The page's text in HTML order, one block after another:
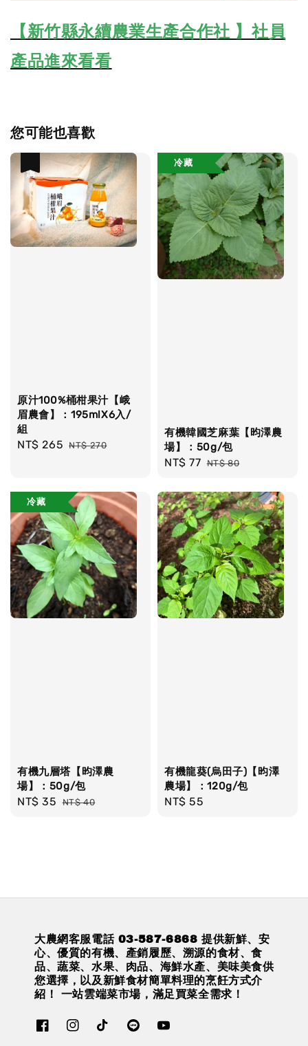
【新竹縣永續農業生產合作社 】社員
產品進來看看
您可能也喜歡
原汁100%桶柑果汁【峨
眉農會】：195mlX6入/
組
Sale
NT$ 265 Regular
NT$ 270
冷藏
有機韓國芝麻葉【昀澤農
場】：50g/包
Sale
NT$ 77 Regular
NT$ 80
冷藏
有機九層塔【昀澤農
場】：50g/包
Sale
NT$ 35 Regular
NT$ 40
有機龍葵(烏田子)【昀澤
農場】：120g/包
Regular
NT$ 55
大農網客服電話 03-587-6868 提供新鮮、安
心、優質的有機、產銷履歷、溯源的食材、食
品、蔬菜、水果、肉品、海鮮水產、美味美食供
您選擇，以及新鮮食材簡單料理的烹飪方式介
紹！ 一站雲端菜市場，滿足買菜全需求！